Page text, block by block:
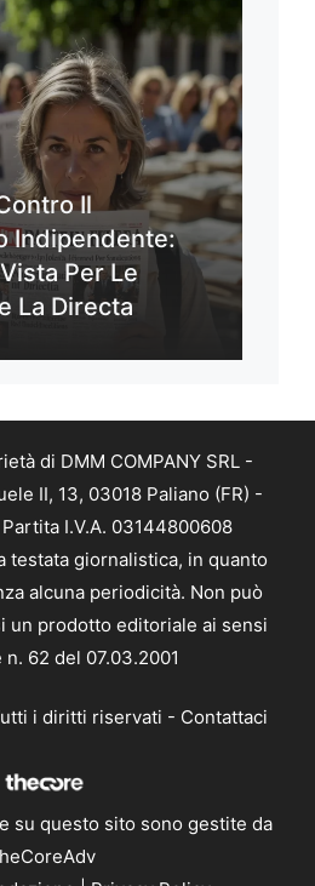
Il
Indipendente:
Per Le
La Directa
di DMM COMPANY SRL -
II, 13, 03018 Paliano (FR) -
I.V.A. 03144800608
testata giornalistica, in quanto
alcuna periodicità. Non può
un prodotto editoriale ai sensi
62 del 07.03.2001
i diritti riservati - Contattaci
su questo sito sono gestite da